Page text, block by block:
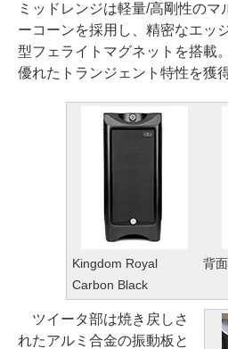
ミッドレンジは軽量/高剛性の
ーコーンを採用し、精密なエッ
型フェライトマグネットを搭載
優れたトランジェント特性を獲
Kingdom Royal
Carbon Black
背面
ツイータ部は焼き戻しさ
れたアルミ合金の振動板と